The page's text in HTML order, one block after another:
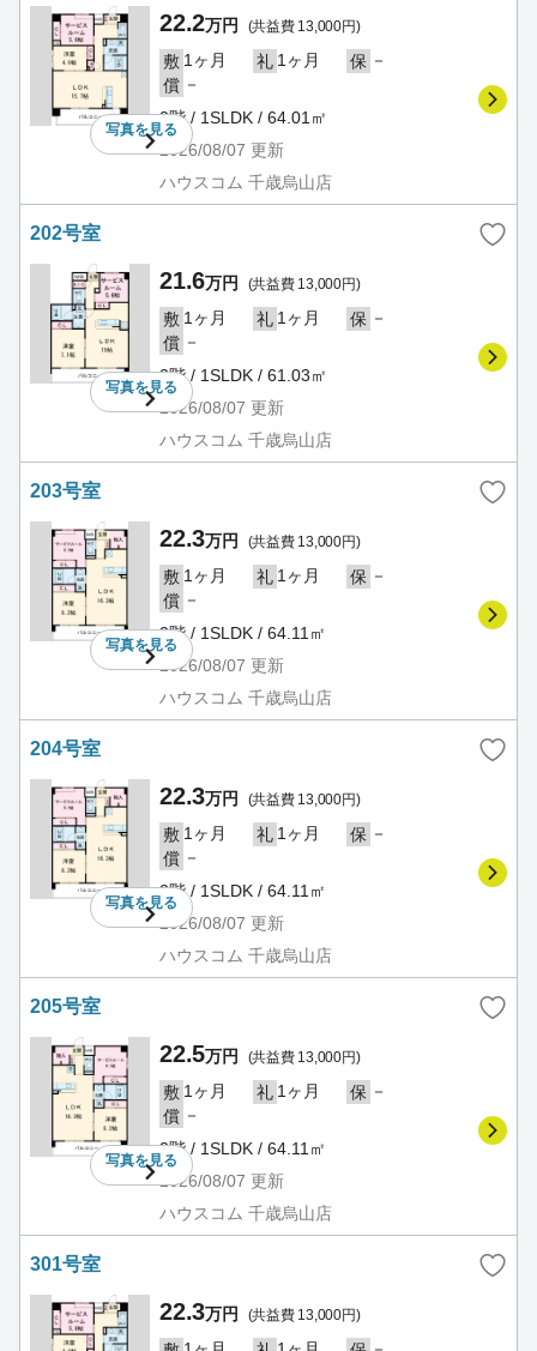
写真を見る
22.2万円 (共益費 13,000円)
敷 1ヶ月 礼 1ヶ月 保 －
償 －
2階 / 1SLDK / 64.01㎡
2026/08/07 更新
ハウスコム 千歳烏山店
202号室
写真を見る
21.6万円 (共益費 13,000円)
敷 1ヶ月 礼 1ヶ月 保 －
償 －
2階 / 1SLDK / 61.03㎡
2026/08/07 更新
ハウスコム 千歳烏山店
203号室
写真を見る
22.3万円 (共益費 13,000円)
敷 1ヶ月 礼 1ヶ月 保 －
償 －
2階 / 1SLDK / 64.11㎡
2026/08/07 更新
ハウスコム 千歳烏山店
204号室
写真を見る
22.3万円 (共益費 13,000円)
敷 1ヶ月 礼 1ヶ月 保 －
償 －
2階 / 1SLDK / 64.11㎡
2026/08/07 更新
ハウスコム 千歳烏山店
205号室
写真を見る
22.5万円 (共益費 13,000円)
敷 1ヶ月 礼 1ヶ月 保 －
償 －
2階 / 1SLDK / 64.11㎡
2026/08/07 更新
ハウスコム 千歳烏山店
301号室
22.3万円 (共益費 13,000円)